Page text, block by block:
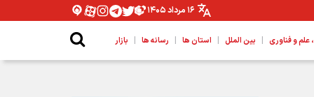
۱۶ مرداد ۱۴۰۵
و فناوری | بین الملل | استان ها | رسانه ها | بازار